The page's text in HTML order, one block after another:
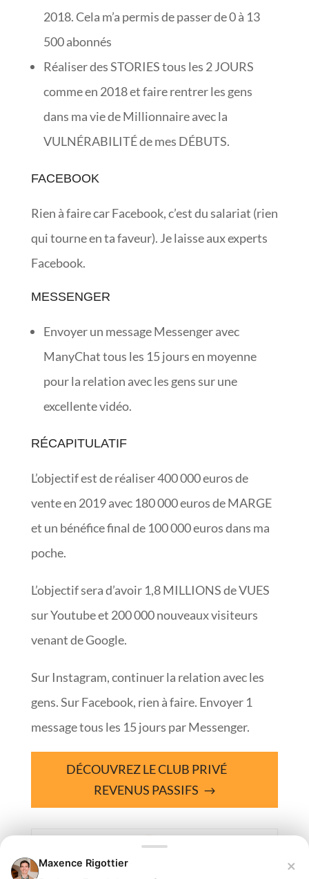
2018. Cela m’a permis de passer de 0 à 13
500 abonnés
Réaliser des STORIES tous les 2 JOURS
comme en 2018 et faire rentrer les gens
dans ma vie de Millionnaire avec la
VULNÉRABILITÉ de mes DÉBUTS.
FACEBOOK
Rien à faire car Facebook, c’est du salariat (rien
qui tourne en ta faveur). Je laisse aux experts
Facebook.
MESSENGER
Envoyer un message Messenger avec
ManyChat tous les 15 jours en moyenne
pour la relation avec les gens sur une
excellente vidéo.
RÉCAPITULATIF
L’objectif est de réaliser 400 000 euros de
vente en 2019 avec 180 000 euros de MARGE
et un bénéfice final de 100 000 euros dans ma
poche.
L’objectif sera d’avoir 1,8 MILLIONS de VUES
sur Youtube et 200 000 nouveaux visiteurs
venant de Google.
Sur Instagram, continuer la relation avec les
gens. Sur Facebook, rien à faire. Envoyer 1
message tous les 15 jours par Messenger.
DÉCOUVREZ LE CLUB PRIVÉ
REVENUS PASSIFS
Maxence Rigottier ×